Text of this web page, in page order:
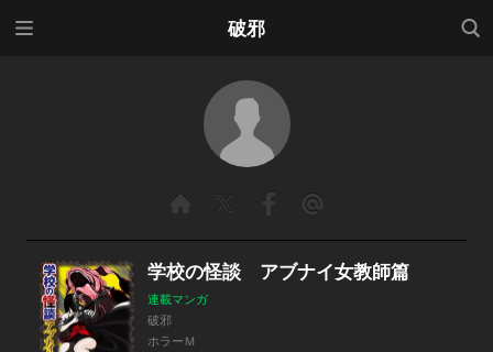
破邪
検索
学校の怪談 アブナイ女教師篇
連載マンガ
破邪
ホラーＭ